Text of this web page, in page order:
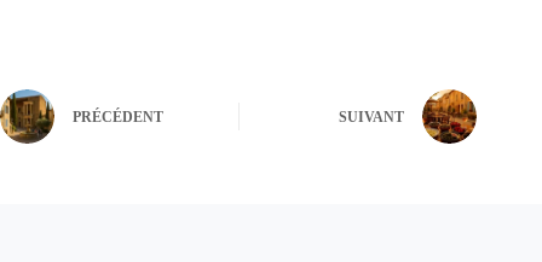
PRÉCÉDENT SUIVANT